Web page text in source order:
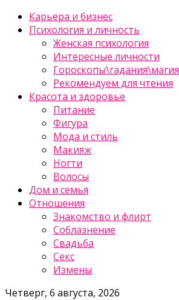
Карьера и бизнес
Психология и личность
Женская психология
Интересные личности
Гороскопы\гадания\магия
Рекомендуем для чтения
Красота и здоровье
Питание
Фигура
Мода и стиль
Макияж
Ногти
Волосы
Дом и семья
Отношения
Знакомство и флирт
Соблазнение
Свадьба
Секс
Измены
Четверг, 6 августа, 2026